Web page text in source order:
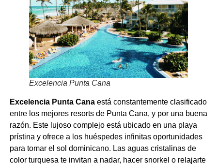
Excelencia Punta Cana
Excelencia Punta Cana está constantemente clasificado
entre los mejores resorts de Punta Cana, y por una buena
razón. Este lujoso complejo está ubicado en una playa
prístina y ofrece a los huéspedes infinitas oportunidades
para tomar el sol dominicano. Las aguas cristalinas de
color turquesa te invitan a nadar, hacer snorkel o relajarte